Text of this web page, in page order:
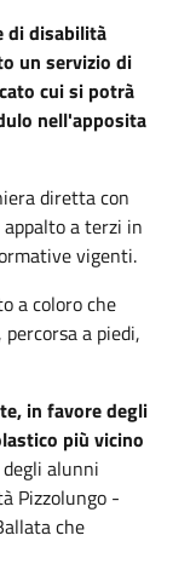
di disabilità
un servizio di
cui si potrà
nell'apposita
diretta con
appalto a terzi in
vigenti.
a coloro che
a piedi,
in favore degli
più vicino
degli alunni
Pizzolungo -
che